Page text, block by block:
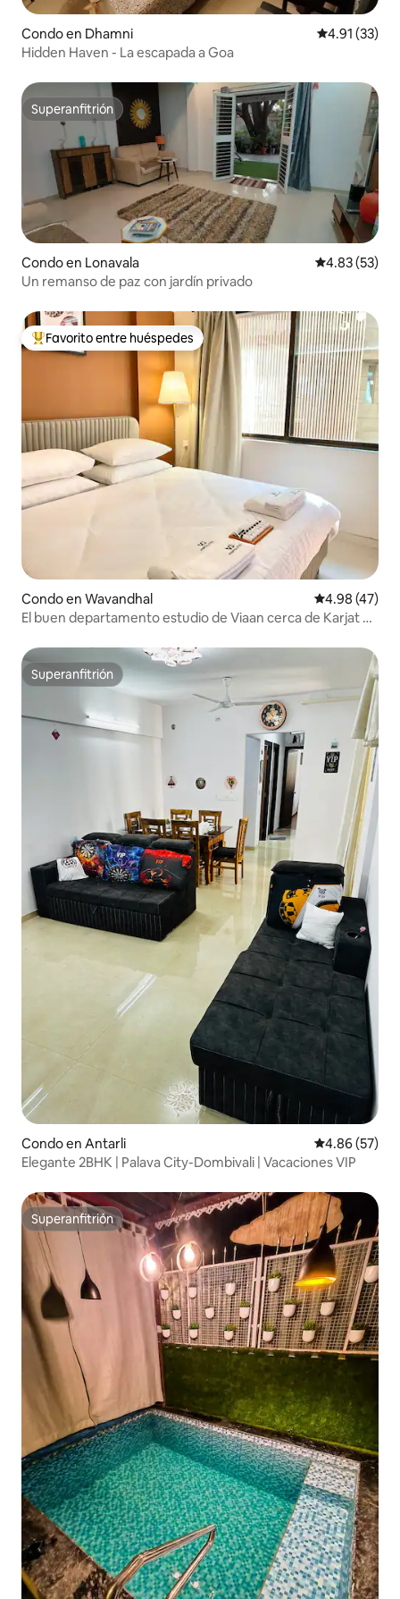
Condo en Dhamni Calificación
4.91 (33)
Hidden Haven - La escapada a Goa
Superanfitrión
Superanfitrión
Condo en Lonavala Calificación
4.83 (53)
Un remanso de paz con jardín privado
Favorito entre huéspedes preferido
Favorito entre huéspedes
Condo en Wavandhal Calificación
4.98 (47)
El buen departamento estudio de Viaan cerca de Karjat y
Superanfitrión
Superanfitrión
Condo en Antarli Calificación
4.86 (57)
Elegante 2BHK | Palava City-Dombivali | Vacaciones VIP
Superanfitrión
Superanfitrión